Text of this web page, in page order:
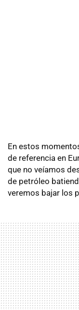
En estos
de referencia en
que no veíamos
de petróleo
veremos bajar los